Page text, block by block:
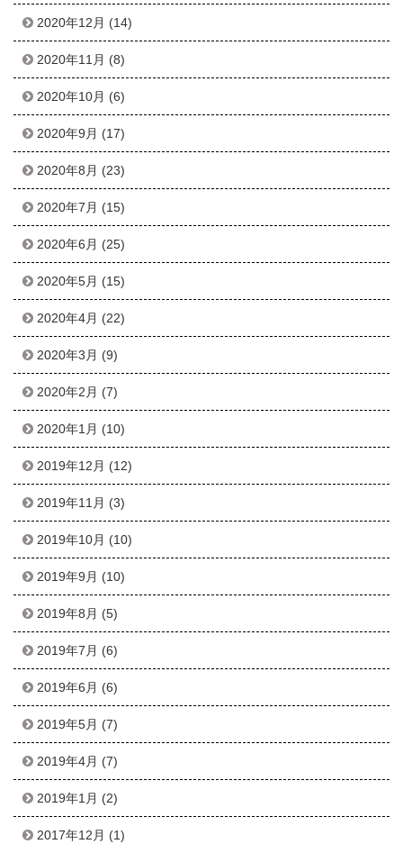
2020年12月 (14)
2020年11月 (8)
2020年10月 (6)
2020年9月 (17)
2020年8月 (23)
2020年7月 (15)
2020年6月 (25)
2020年5月 (15)
2020年4月 (22)
2020年3月 (9)
2020年2月 (7)
2020年1月 (10)
2019年12月 (12)
2019年11月 (3)
2019年10月 (10)
2019年9月 (10)
2019年8月 (5)
2019年7月 (6)
2019年6月 (6)
2019年5月 (7)
2019年4月 (7)
2019年1月 (2)
2017年12月 (1)